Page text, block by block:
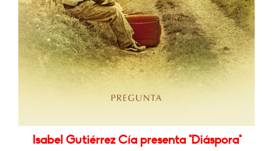
Isabel Gutiérrez Cía presenta "Diáspora"